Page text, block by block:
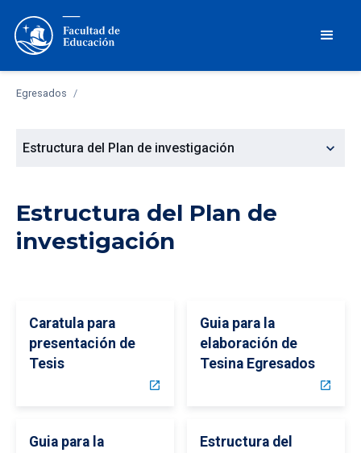
Egresados /
Estructura del Plan de investigación expand_more
Estructura del Plan de
investigación
Caratula para
presentación de
Tesis
open_in_new
Guia para la
elaboración de
Tesina Egresados
open_in_new
Guia para la
Estructura del